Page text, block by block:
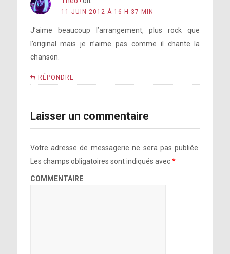
11 JUIN 2012 À 16 H 37 MIN
J’aime beaucoup l’arrangement, plus rock que
l’original mais je n’aime pas comme il chante la
chanson.
RÉPONDRE
Laisser un commentaire
Votre adresse de messagerie ne sera pas publiée.
Les champs obligatoires sont indiqués avec*
COMMENTAIRE